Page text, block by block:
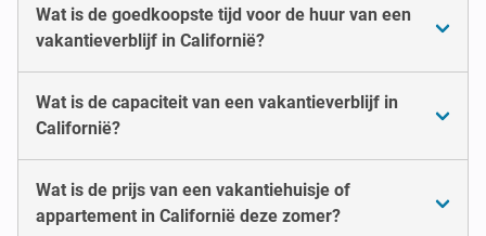
Wat is de goedkoopste tijd voor de huur van een
vakantieverblijf in Californië?
Wat is de capaciteit van een vakantieverblijf in
Californië?
Wat is de prijs van een vakantiehuisje of
appartement in Californië deze zomer?